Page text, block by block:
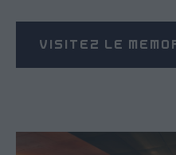
VISITEZ LE